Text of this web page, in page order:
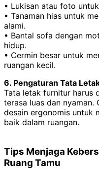
• Lukisan atau foto
• Tanaman hias untuk
alami.
• Bantal sofa dengan
hidup.
• Cermin besar untuk
ruangan kecil.
6. Pengaturan Tata
Tata letak furnitur harus
terasa luas dan nyaman.
desain ergonomis untuk
baik dalam ruangan.
Tips Menjaga
Ruang Tamu